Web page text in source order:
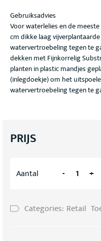
Gebruiksadvies
Voor waterlelies en de
cm dikke laag
watervertroebeling tegen te
dekken met Fijnkorrelig
planten in plastic mandjes
(inlegdoekje) om het
watervertroebeling tegen te
PRIJS
Aantal - +
Categories: Retail